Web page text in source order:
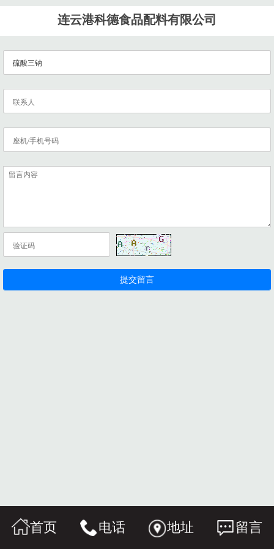
连云港科德食品配料有限公司
首页 电话 地址 留言